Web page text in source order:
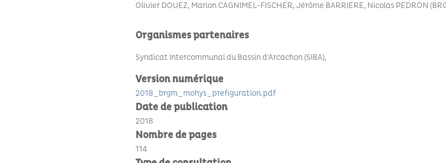
Olivier DOUEZ, Marion CAGNIMEL-FISCHER, Jérôme BARRIERE, Nicolas PEDRON
Organismes partenaires
Syndicat Intercommunal du Bassin d'Arcachon (SIBA)
Version numérique
2018_brgm_mohys_prefiguration.pdf
Date de publication
2018
Nombre de pages
114